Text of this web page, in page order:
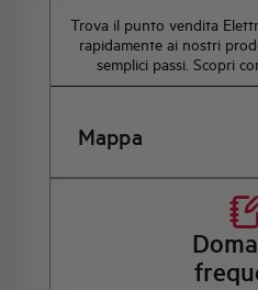
Trova il punto vendita
rapidamente ai nostri
semplici passi. Scopri
Mappa